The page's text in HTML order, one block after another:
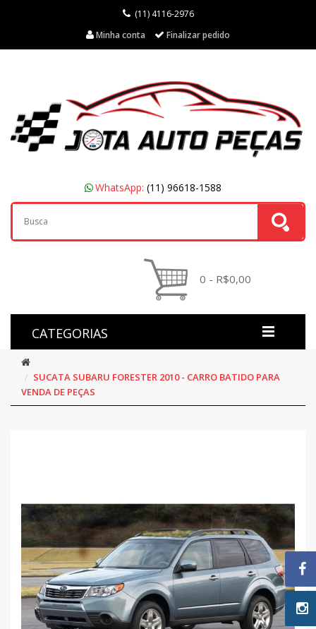
(11) 4116-2976
Minha conta
Finalizar pedido
WhatsApp: (11) 96618-1588
0 - R$0,00
CATEGORIAS
SUCATA SUBARU FORESTER 2010 - CARRO BATIDO PARA
VENDA DE PEÇAS